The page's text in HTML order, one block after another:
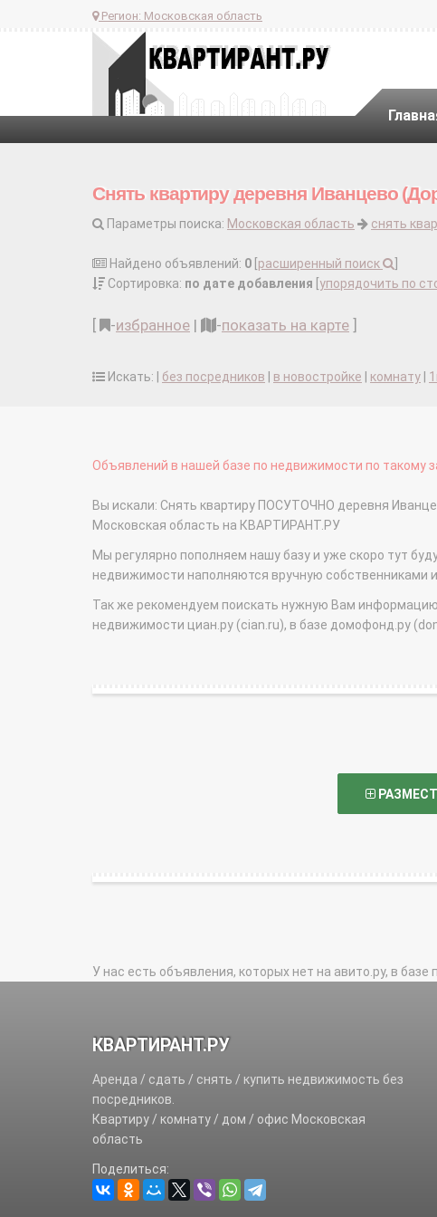
Регион: Московская область
Снять квартиру деревня Иванцево
Параметры поиска: Московская область снять
Найдено объявлений: 0 расширенный поиск
Сортировка: по дате добавления упорядочить по
-избранное | -показать на карте
Искать: | без посредников в новостройке комнату
Объявлений в нашей базе по недвижимости по такому
Вы искали: Снять квартиру ПОСУТОЧНО деревня
Московская область на КВАРТИРАНТ.РУ
Мы регулярно пополняем нашу базу и уже скоро тут
недвижимости наполняются вручную собственниками
Так же рекомендуем поискать нужную Вам
недвижимости циан.ру (cian.ru), в базе домофонд.ру
У нас есть объявления, которых нет на авито.ру, в
КВАРТИРАНТ.РУ
Аренда / сдать / снять / купить недвижимость без
посредников.
Квартиру / комнату / дом / офис Московская
область
Поделиться: